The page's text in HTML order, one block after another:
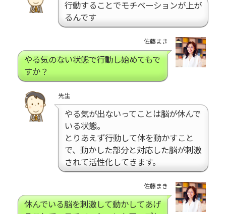
行動することでモチベーションが上が
るんです
佐藤まき
やる気のない状態で行動し始めてもで
すか？
先生
やる気が出ないってことは脳が休んで
いる状態。
とりあえず行動して体を動かすこと
で、動かした部分と対応した脳が刺激
されて活性化してきます。
佐藤まき
休んでいる脳を刺激して動かしてあげ